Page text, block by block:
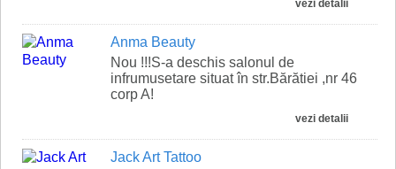
vezi detalii
Anma Beauty
Nou !!!S-a deschis salonul de
infrumusetare situat în str.Bărătiei ,nr 46
corp A!
vezi detalii
Jack Art Tattoo